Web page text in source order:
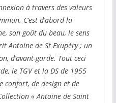
à travers des valeurs
C’est d’abord la
son goût du beau, le sens
Antoine de St Exupéry ; un
d’avant-garde. Tout ceci
le TGV et la DS de 1955
confort, de design et de
« Antoine de Saint